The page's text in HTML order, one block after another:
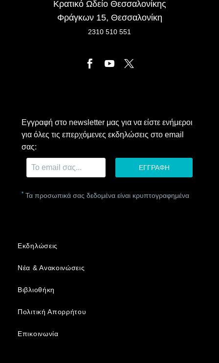
Κρατικό Ωδείο Θεσσαλονίκης
Φράγκων 15, Θεσσαλονίκη
2310 510 551
Εγγραφή στο newsletter μας για να είστε ενήμεροι
για όλες τις επερχόμενες εκδηλώσεις στο email
σας:
* Τα προσωπικά σας δεδομένα είναι κρυπτογραφημένα
Εκδηλώσεις
Νέα & Ανακοινώσεις
Βιβλιοθήκη
Πολιτική Απορρήτου
Επικοινωνία